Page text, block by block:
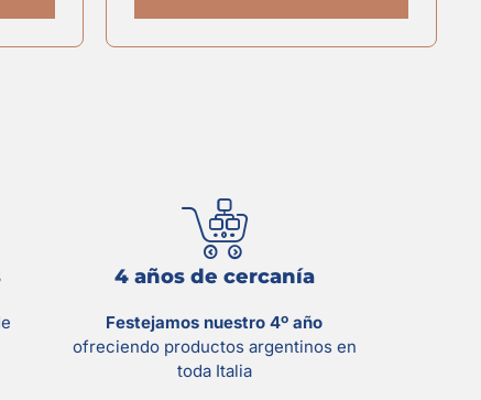
4 años de cercanía
Festejamos nuestro 4º año
ofreciendo productos argentinos en
toda Italia